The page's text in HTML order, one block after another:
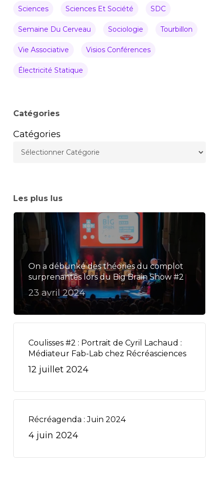
Sciences Sciences Et Société SDC
Semaine Du Cerveau Sociologie Tourbillon
Vie Associative Visios Conférences
Électricité Statique
Catégories
Catégories
Les plus lus
On a débunké des théories du complot
surprenantes lors du Big Brain Show #2
23 avril 2024
Coulisses #2 : Portrait de Cyril Lachaud :
Médiateur Fab-Lab chez Récréasciences
12 juillet 2024
Récréagenda : Juin 2024
4 juin 2024